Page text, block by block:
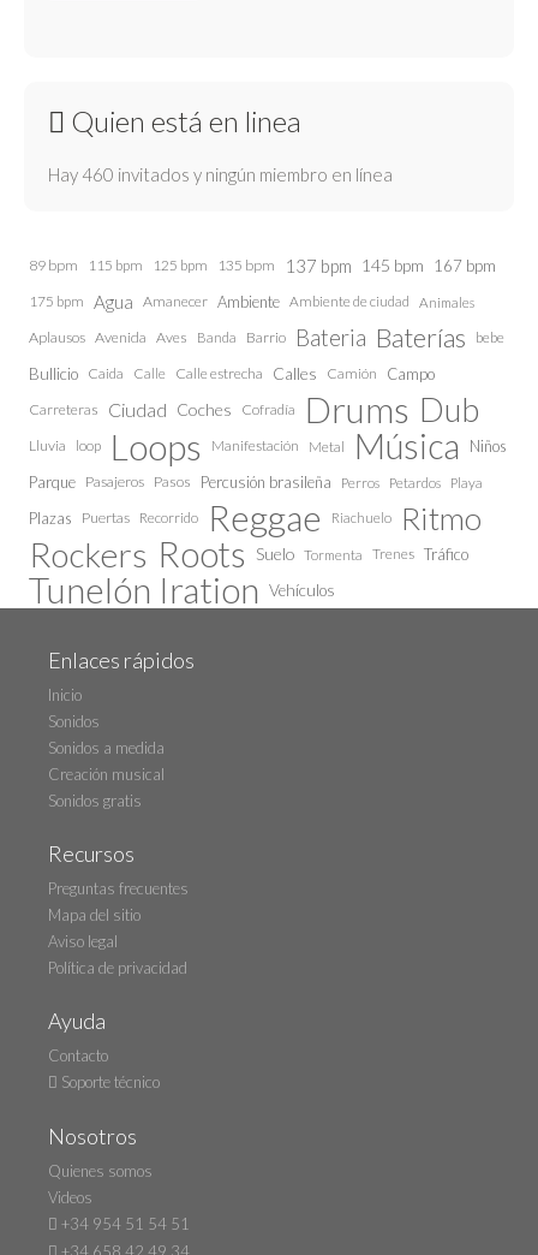
Quien está en linea
Hay 460 invitados y ningún miembro en línea
89 bpm 115 bpm 125 bpm 135 bpm 137 bpm 145 bpm 167 bpm
175 bpm Agua Amanecer Ambiente Ambiente de ciudad Animales
Aplausos Avenida Aves Banda Barrio Bateria Baterías bebe
Bullicio Caida Calle Calle estrecha Calles Camión Campo
Carreteras Ciudad Coches Cofradía Drums Dub
Lluvia loop Loops Manifestación Metal Música
Niños
Parque Pasajeros Pasos Percusión brasileña Perros Petardos Playa
Plazas Puertas Recorrido Reggae Riachuelo Ritmo
Rockers Roots Suelo Tormenta Trenes Tráfico
Tunelón Iration Vehículos
Enlaces rápidos
Inicio
Sonidos
Sonidos a medida
Creación musical
Sonidos gratis
Recursos
Preguntas frecuentes
Mapa del sitio
Aviso legal
Política de privacidad
Ayuda
Contacto
Soporte técnico
Nosotros
Quienes somos
Videos
+34 954 51 54 51